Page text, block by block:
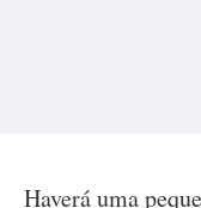
Haverá uma